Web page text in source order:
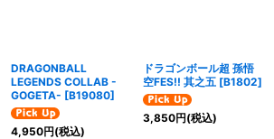
DRAGONBALL
LEGENDS COLLAB -
GOGETA- [B19080]
4,950円(税込)
ドラゴンボール超 孫悟
空FES!! 其之五 [B1802]
3,850円(税込)